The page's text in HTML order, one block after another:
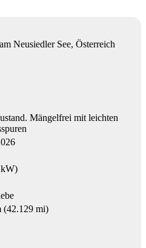
Neusiedler See, Österreich
Mängelfrei mit leichten
kW)
(42.129 mi)